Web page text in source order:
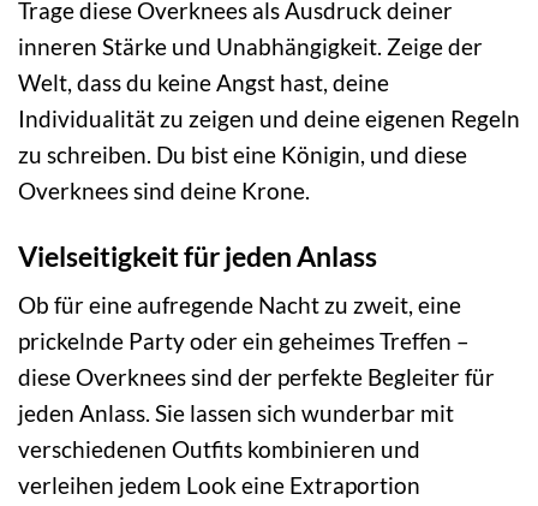
Trage diese Overknees als Ausdruck deiner
inneren Stärke und Unabhängigkeit. Zeige der
Welt, dass du keine Angst hast, deine
Individualität zu zeigen und deine eigenen Regeln
zu schreiben. Du bist eine Königin, und diese
Overknees sind deine Krone.
Vielseitigkeit für jeden Anlass
Ob für eine aufregende Nacht zu zweit, eine
prickelnde Party oder ein geheimes Treffen –
diese Overknees sind der perfekte Begleiter für
jeden Anlass. Sie lassen sich wunderbar mit
verschiedenen Outfits kombinieren und
verleihen jedem Look eine Extraportion